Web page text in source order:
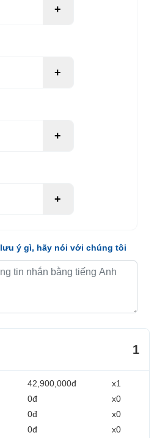
+
+
+
+
ý gì, hãy nói với chúng tôi
1
42,900,000đ
0đ
0đ
0đ
x1
x0
x0
x0